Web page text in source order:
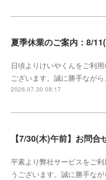
日頃よりけいやくんをご利
ございます。誠に勝手なが
2026.07.30 08:17
平素より弊社サービスをご
うございます。誠に勝手な